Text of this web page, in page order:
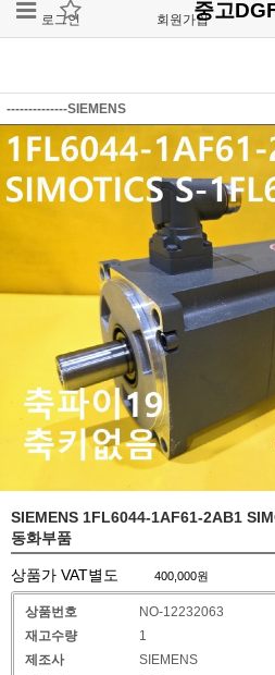
로그인 회원가입중고
--------------SIEMENS
SIEMENS 1FL6044-1AF61-2AB1
동화부품
상품가 VAT별도 400,000원
상품번호
NO-12232063
재고수량
1
제조사
SIEMENS